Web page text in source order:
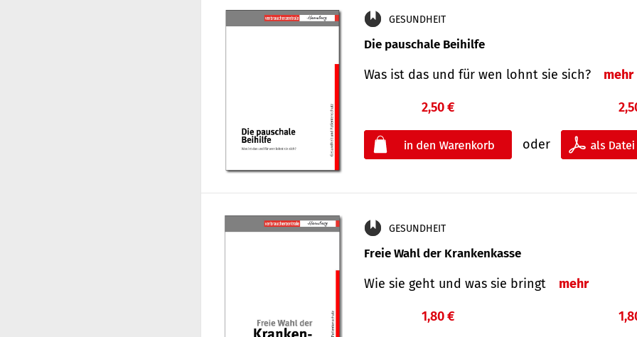
GESUNDHEIT
Die pauschale Beihilfe
Was ist das und für wen lohnt sie sich? mehr
2,50 €
oder
GESUNDHEIT
Freie Wahl der Krankenkasse
Wie sie geht und was sie bringt mehr
1,80 €